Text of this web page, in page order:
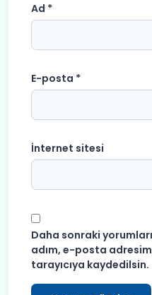
Ad *
E-posta *
İnternet sitesi
Daha sonraki
adım, e-posta
tarayıcıya kaydedilsin.